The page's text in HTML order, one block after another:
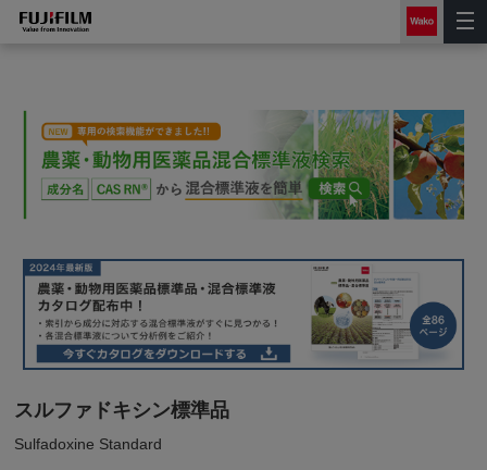
スルファドキシン標準品
Sulfadoxine Standard